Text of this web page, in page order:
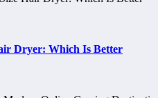
Dryer: Which Is Better